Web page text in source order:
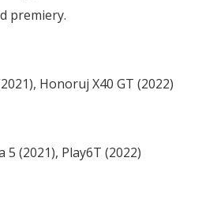
premiery.
Honoruj X40 GT (2022)
(2021), Play6T (2022)